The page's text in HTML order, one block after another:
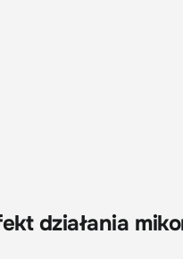
działania